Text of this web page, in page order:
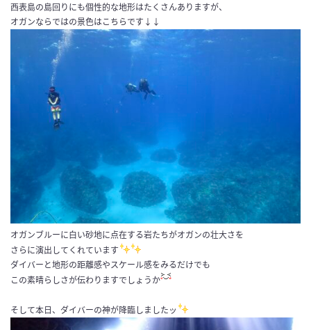
西表島の島回りにも個性的な地形はたくさんありますが、
オガンならではの景色はこちらです↓↓
オガンブルーに白い砂地に点在する岩たちがオガンの壮大さを
さらに演出してくれています
ダイバーと地形の距離感やスケール感をみるだけでも
この素晴らしさが伝わりますでしょうか
そして本日、ダイバーの神が降臨しましたッ